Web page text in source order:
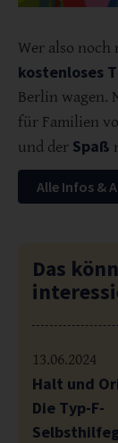
Wer also
kostenloses
Berlin wagen.
für Familien
und der Spaß
Alle Infos &
Das
13.06.2024
Halt und
Die Typ-F-